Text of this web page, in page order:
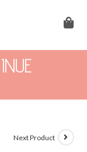
Next Product